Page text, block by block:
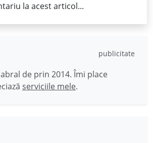
la acest articol...
publicitate
de prin 2014. Îmi place
serviciile mele.